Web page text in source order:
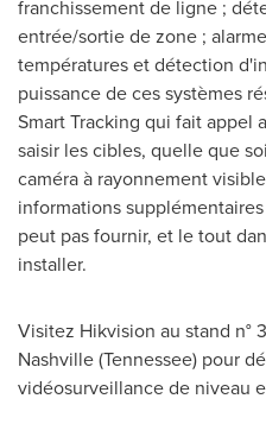
franchissement de ligne ;
entrée/sortie de zone ;
températures et détection
puissance de ces systèmes
Smart Tracking qui fait appel
saisir les cibles, quelle que
caméra à rayonnement
informations
peut pas fournir, et le tout
installer.
Visitez Hikvision au stand n°
Nashville(Tennessee) pour
vidéosurveillance de niveau